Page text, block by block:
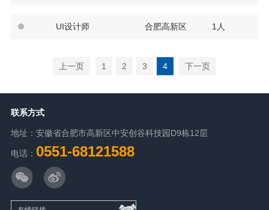
UI设计师 合肥高新区 1人
上一页 1 2 3 4 下一页
联系方式
地址：安徽省合肥市高新区中安创谷科技园D9栋12层
电话： 0551-68121588